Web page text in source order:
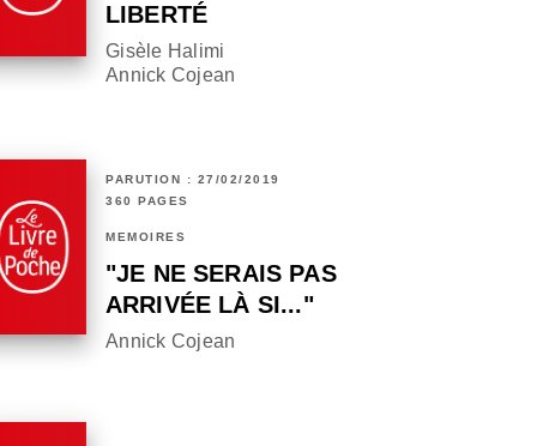
LIBERTÉ
Gisèle Halimi
Annick Cojean
PARUTION : 27/02/2019
360 PAGES
MÉMOIRES
"JE NE SERAIS PAS
ARRIVÉE LÀ SI..."
Annick Cojean